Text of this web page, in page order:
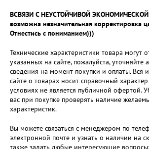
ВСВЯЗИ С НЕУСТОЙЧИВОЙ
возможна незначительная корректировка
Отнестись с пониманием)))
Технические характеристики товара могут
указанных на сайте, пожалуйста, уточняйте
сведения на момент покупки и оплаты. Вся
сайте о товарах носит справочный
условиях не является публичной офертой.
вас при покупке проверять наличие
характеристик.
Вы можете связаться с менеджером по
электронной почте и узнать о наличии на
также задать любые интересующие вопросы: